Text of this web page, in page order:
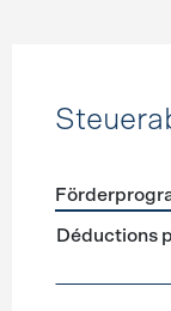
Déductions